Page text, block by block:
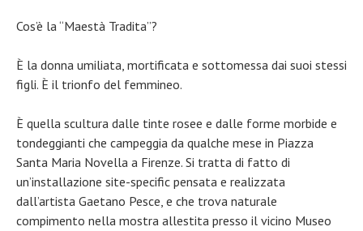
Cos’è la “Maestà Tradita”?
È la donna umiliata, mortificata e sottomessa dai suoi stessi
figli. È il trionfo del femmineo.
È quella scultura dalle tinte rosee e dalle forme morbide e
tondeggianti che campeggia da qualche mese in Piazza
Santa Maria Novella a Firenze. Si tratta di fatto di
un’installazione site-specific pensata e realizzata
dall’artista Gaetano Pesce, e che trova naturale
compimento nella mostra allestita presso il vicino Museo